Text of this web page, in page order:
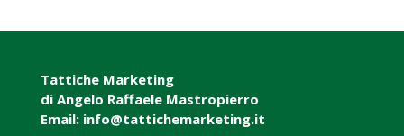
Tattiche Marketing
di Angelo Raffaele Mastropierro
Email: info@tattichemarketing.it